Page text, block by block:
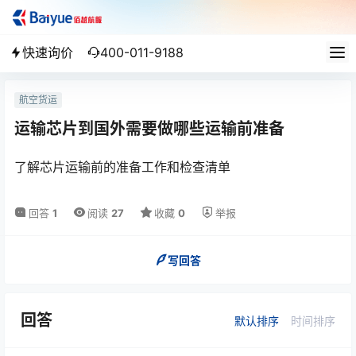
快速询价 400-011-9188
航空货运
运输芯片到国外需要做哪些运输前准备
了解芯片运输前的准备工作和检查清单
回答 1 阅读 27 收藏 0 举报
写回答
回答 默认排序 时间排序